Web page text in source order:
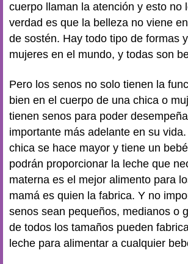
cuerpo llaman la atención y esto no
verdad es que la belleza no viene
de sostén. Hay todo tipo de formas
mujeres en el mundo, y todas son
Pero los senos no solo tienen la
bien en el cuerpo de una chica o
tienen senos para poder
importante más adelante en su
chica se hace mayor y tiene un bebé
podrán proporcionar la leche que
materna es el mejor alimento para
mamá es quien la fabrica. Y no
senos sean pequeños, medianos o
de todos los tamaños pueden
leche para alimentar a cualquier